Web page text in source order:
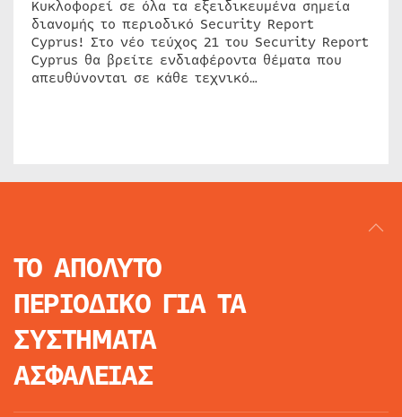
Κυκλοφορεί σε όλα τα εξειδικευμένα σημεία
διανομής το περιοδικό Security Report
Cyprus! Στο νέο τεύχος 21 του Security Report
Cyprus θα βρείτε ενδιαφέροντα θέματα που
απευθύνονται σε κάθε τεχνικό…
ΤΟ ΑΠΟΛΥΤΟ
ΠΕΡΙΟΔΙΚΟ ΓΙΑ ΤΑ
ΣΥΣΤΗΜΑΤΑ
ΑΣΦΑΛΕΙΑΣ